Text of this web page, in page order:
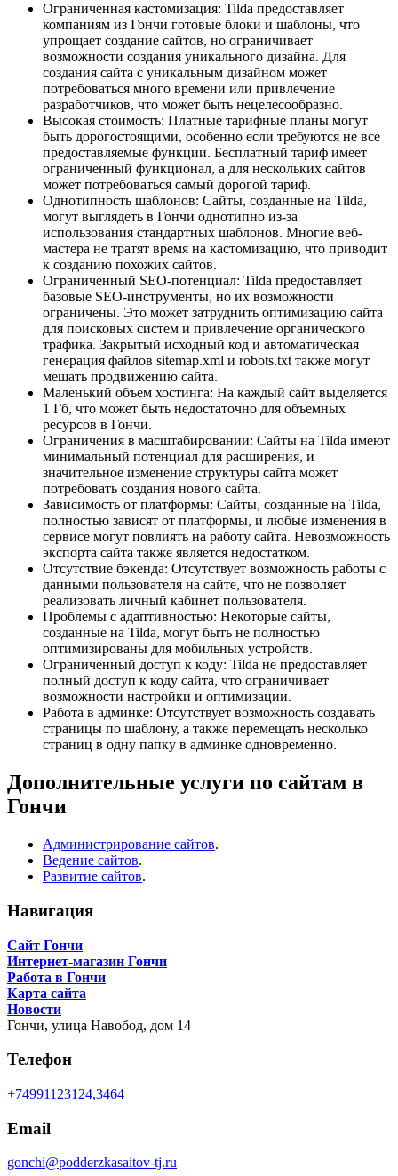
Ограниченная кастомизация: Tilda предоставляет
компаниям из Гончи готовые блоки и шаблоны, что
упрощает создание сайтов, но ограничивает
возможности создания уникального дизайна. Для
создания сайта с уникальным дизайном может
потребоваться много времени или привлечение
разработчиков, что может быть нецелесообразно.
Высокая стоимость: Платные тарифные планы могут
быть дорогостоящими, особенно если требуются не все
предоставляемые функции. Бесплатный тариф имеет
ограниченный функционал, а для нескольких сайтов
может потребоваться самый дорогой тариф.
Однотипность шаблонов: Сайты, созданные на Tilda,
могут выглядеть в Гончи однотипно из-за
использования стандартных шаблонов. Многие веб-
мастера не тратят время на кастомизацию, что приводит
к созданию похожих сайтов.
Ограниченный SEO-потенциал: Tilda предоставляет
базовые SEO-инструменты, но их возможности
ограничены. Это может затруднить оптимизацию сайта
для поисковых систем и привлечение органического
трафика. Закрытый исходный код и автоматическая
генерация файлов sitemap.xml и robots.txt также могут
мешать продвижению сайта.
Маленький объем хостинга: На каждый сайт выделяется
1 Гб, что может быть недостаточно для объемных
ресурсов в Гончи.
Ограничения в масштабировании: Сайты на Tilda имеют
минимальный потенциал для расширения, и
значительное изменение структуры сайта может
потребовать создания нового сайта.
Зависимость от платформы: Сайты, созданные на Tilda,
полностью зависят от платформы, и любые изменения в
сервисе могут повлиять на работу сайта. Невозможность
экспорта сайта также является недостатком.
Отсутствие бэкенда: Отсутствует возможность работы с
данными пользователя на сайте, что не позволяет
реализовать личный кабинет пользователя.
Проблемы с адаптивностью: Некоторые сайты,
созданные на Tilda, могут быть не полностью
оптимизированы для мобильных устройств.
Ограниченный доступ к коду: Tilda не предоставляет
полный доступ к коду сайта, что ограничивает
возможности настройки и оптимизации.
Работа в админке: Отсутствует возможность создавать
страницы по шаблону, а также перемещать несколько
страниц в одну папку в админке одновременно.
Дополнительные услуги по сайтам в
Гончи
Администрирование сайтов.
Ведение сайтов.
Развитие сайтов.
Навигация
Сайт Гончи
Интернет-магазин Гончи
Работа в Гончи
Карта сайта
Новости
Гончи, улица Навобод, дом 14
Телефон
+74991123124,3464
Email
gonchi@podderzkasaitov-tj.ru